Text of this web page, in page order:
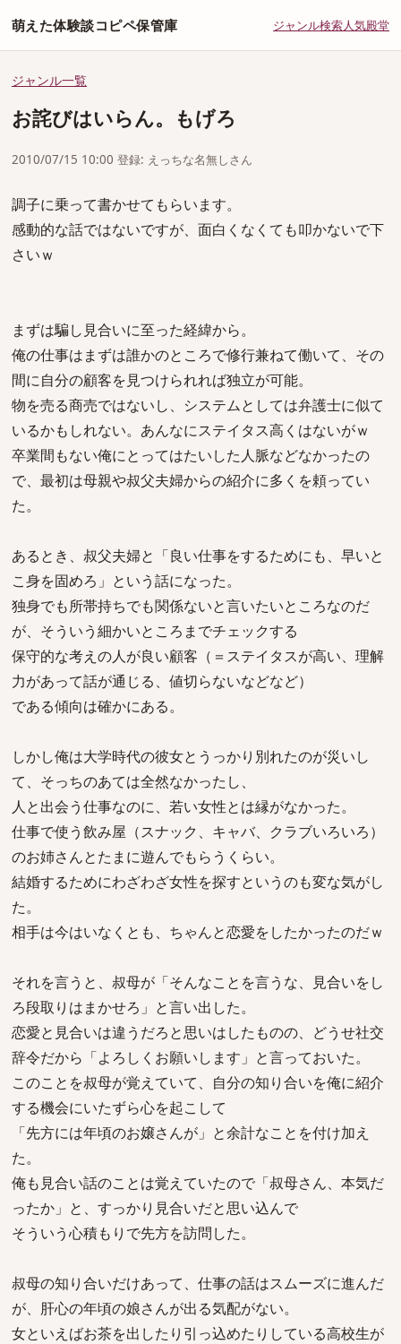
萌えた体験談コピペ保管庫 ジャンル検索人気殿堂
ジャンル一覧
お詫びはいらん。もげろ
2010/07/15 10:00 登録: えっちな名無しさん
調子に乗って書かせてもらいます。
感動的な話ではないですが、面白くなくても叩かないで下
さいｗ
まずは騙し見合いに至った経緯から。
俺の仕事はまずは誰かのところで修行兼ねて働いて、その
間に自分の顧客を見つけられれば独立が可能。
物を売る商売ではないし、システムとしては弁護士に似て
いるかもしれない。あんなにステイタス高くはないがｗ
卒業間もない俺にとってはたいした人脈などなかったの
で、最初は母親や叔父夫婦からの紹介に多くを頼ってい
た。
あるとき、叔父夫婦と「良い仕事をするためにも、早いと
こ身を固めろ」という話になった。
独身でも所帯持ちでも関係ないと言いたいところなのだ
が、そういう細かいところまでチェックする
保守的な考えの人が良い顧客（＝ステイタスが高い、理解
力があって話が通じる、値切らないなどなど）
である傾向は確かにある。
しかし俺は大学時代の彼女とうっかり別れたのが災いし
て、そっちのあては全然なかったし、
人と出会う仕事なのに、若い女性とは縁がなかった。
仕事で使う飲み屋（スナック、キャバ、クラブいろいろ）
のお姉さんとたまに遊んでもらうくらい。
結婚するためにわざわざ女性を探すというのも変な気がし
た。
相手は今はいなくとも、ちゃんと恋愛をしたかったのだｗ
それを言うと、叔母が「そんなことを言うな、見合いをし
ろ段取りはまかせろ」と言い出した。
恋愛と見合いは違うだろと思いはしたものの、どうせ社交
辞令だから「よろしくお願いします」と言っておいた。
このことを叔母が覚えていて、自分の知り合いを俺に紹介
する機会にいたずら心を起こして
「先方には年頃のお嬢さんが」と余計なことを付け加え
た。
俺も見合い話のことは覚えていたので「叔母さん、本気だ
ったか」と、すっかり見合いだと思い込んで
そういう心積もりで先方を訪問した。
叔母の知り合いだけあって、仕事の話はスムーズに進んだ
が、肝心の年頃の娘さんが出る気配がない。
女といえばお茶を出したり引っ込めたりしている高校生が